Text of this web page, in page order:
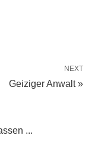
NEXT
Geiziger Anwalt »
...